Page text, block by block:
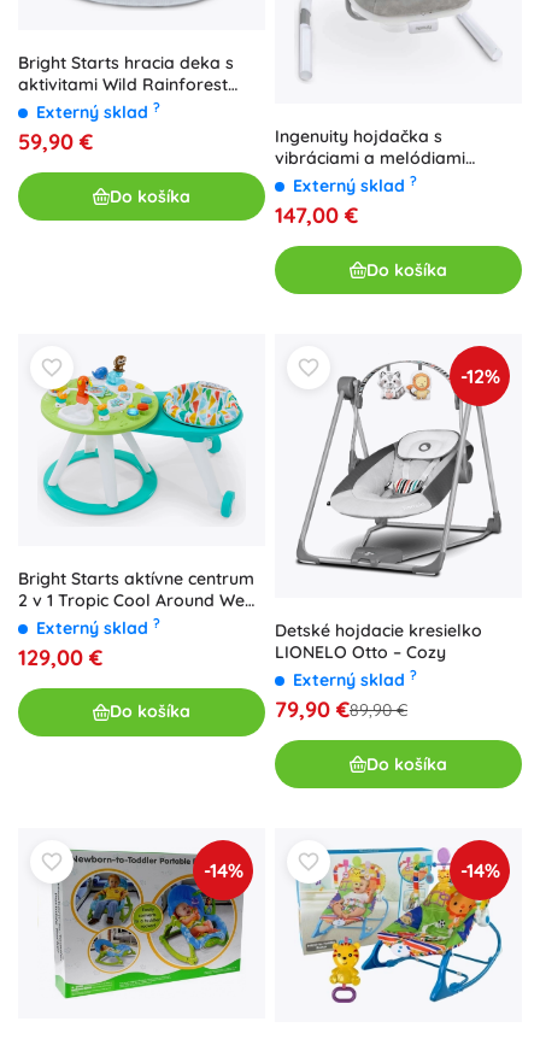
Bright Starts hracia deka s
aktivitami Wild Rainforest
FoldAway
Externý sklad ?
59,90 €
Do košíka
Ingenuity hojdačka s
vibráciami a melódiami
Anyway Sway Spruce
Externý sklad ?
147,00 €
Do košíka
Bright Starts aktívne centrum
2 v 1 Tropic Cool Around We
GoExterný sklad ?
129,00 €
Do košíka
-12%
Detské hojdacie kresielko
LIONELO Otto – Cozy
Externý sklad ?
79,90 €89,90 €
Do košíka
-14% -14%